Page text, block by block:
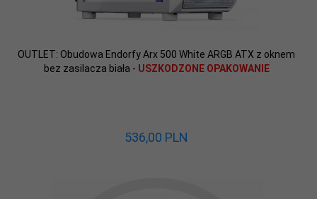
OUTLET: Obudowa Endorfy Arx 500 White ARGB ATX z oknem
bez zasilacza biała - USZKODZONE OPAKOWANIE
536,00 PLN